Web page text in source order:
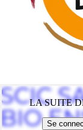
LA SUITE
Se
SCIC
BIO